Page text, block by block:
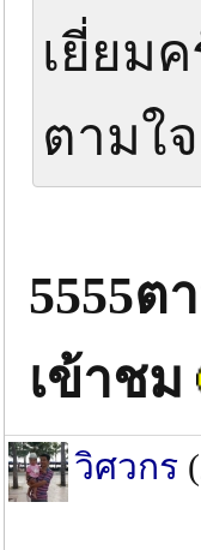
เยี่ยม
ตามใ
5555
เข้าชม
วิศวกร